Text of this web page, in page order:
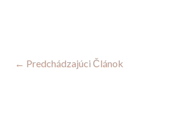
← Predchádzajúci Článok